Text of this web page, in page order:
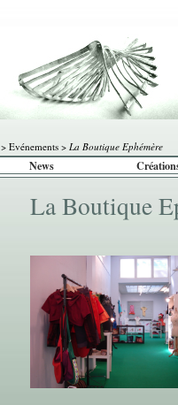
> Evénements > La Boutique Ephémère
News
La Boutique